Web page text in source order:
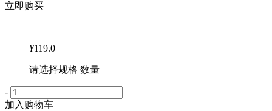
立即购买
¥119.0
请选择规格 数量
-
+
加入购物车